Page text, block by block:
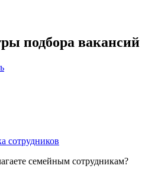
подбора вакансий
сотрудников
семейным сотрудникам?